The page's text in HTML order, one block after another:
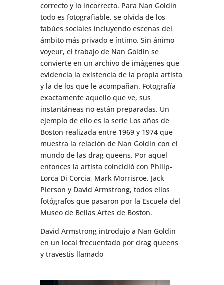
correcto y lo incorrecto. Para Nan Goldin
todo es fotografiable, se olvida de los
tabúes sociales incluyendo escenas del
ámbito más privado e íntimo. Sin ánimo
voyeur, el trabajo de Nan Goldin se
convierte en un archivo de imágenes que
evidencia la existencia de la propia artista
y la de los que le acompañan. Fotografía
exactamente aquello que ve, sus
instantáneas no están preparadas. Un
ejemplo de ello es la serie Los años de
Boston realizada entre 1969 y 1974 que
muestra la relación de Nan Goldin con el
mundo de las drag queens. Por aquel
entonces la artista coincidió con Philip-
Lorca Di Corcia, Mark Morrisroe, Jack
Pierson y David Armstrong, todos ellos
fotógrafos que pasaron por la Escuela del
Museo de Bellas Artes de Boston.
David Armstrong introdujo a Nan Goldin
en un local frecuentado por drag queens
y travestis llamado